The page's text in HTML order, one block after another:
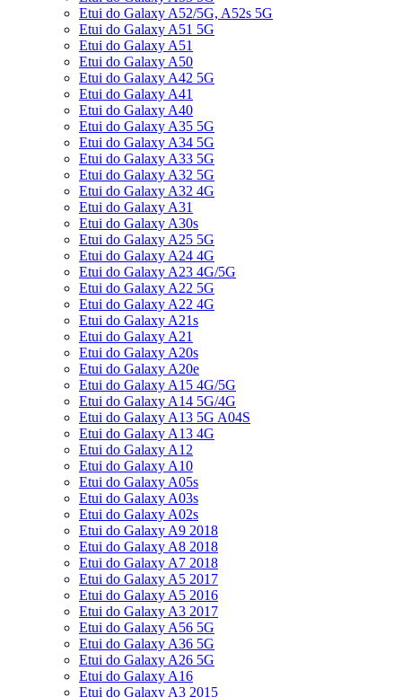
Etui do Galaxy A52/5G, A52s 5G
Etui do Galaxy A51 5G
Etui do Galaxy A51
Etui do Galaxy A50
Etui do Galaxy A42 5G
Etui do Galaxy A41
Etui do Galaxy A40
Etui do Galaxy A35 5G
Etui do Galaxy A34 5G
Etui do Galaxy A33 5G
Etui do Galaxy A32 5G
Etui do Galaxy A32 4G
Etui do Galaxy A31
Etui do Galaxy A30s
Etui do Galaxy A25 5G
Etui do Galaxy A24 4G
Etui do Galaxy A23 4G/5G
Etui do Galaxy A22 5G
Etui do Galaxy A22 4G
Etui do Galaxy A21s
Etui do Galaxy A21
Etui do Galaxy A20s
Etui do Galaxy A20e
Etui do Galaxy A15 4G/5G
Etui do Galaxy A14 5G/4G
Etui do Galaxy A13 5G A04S
Etui do Galaxy A13 4G
Etui do Galaxy A12
Etui do Galaxy A10
Etui do Galaxy A05s
Etui do Galaxy A03s
Etui do Galaxy A02s
Etui do Galaxy A9 2018
Etui do Galaxy A8 2018
Etui do Galaxy A7 2018
Etui do Galaxy A5 2017
Etui do Galaxy A5 2016
Etui do Galaxy A3 2017
Etui do Galaxy A56 5G
Etui do Galaxy A36 5G
Etui do Galaxy A26 5G
Etui do Galaxy A16
Etui do Galaxy A3 2015